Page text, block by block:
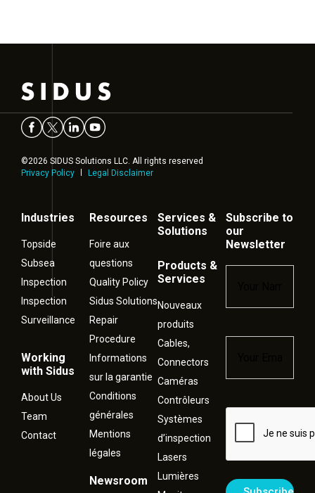
©2026 SIDUS Solutions LLC. All rights reserved
Privacy Policy
Legal Disclaimer
Industries
Topside
Subsea
Inspection
Inspection
Surveillance
Working
with Sidus
About Us
Team
Contact
Resources
Foire aux
questions
Quality Policy
Sidus Solutions
Repair
Procedure
Informations
sur la garantie
Conditions
générales
Mentions
légales
Newsroom
Services &
Solutions
Products &
Services
Nouveaux
produits
Cables,
Connectors
Caméras
Contrôleurs
Systèmes
d’inspection
Lasers
Lumières
Subscribe to
our
Newsletter